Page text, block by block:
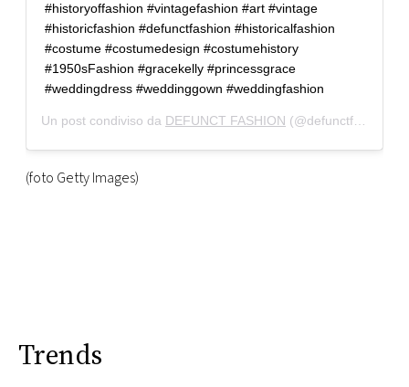
#historyoffashion #vintagefashion #art #vintage
#historicfashion #defunctfashion #historicalfashion
#costume #costumedesign #costumehistory
#1950sFashion #gracekelly #princessgrace
#weddingdress #weddinggown #weddingfashion
Un post condiviso da DEFUNCT FASHION (@defunctfashion) in data:
(foto Getty Images)
Trends